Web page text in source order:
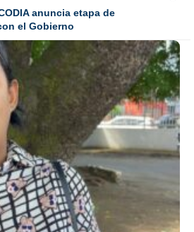
anuncia etapa de
el Gobierno